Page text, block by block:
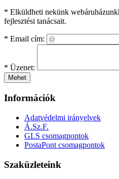
* Elküldheti nekünk
fejlesztési tanácsait.
* Email cím:
* Üzenet:
Mehet
Információk
Adatvédelmi irányelvek
Á.Sz.F.
GLS csomagpontok
PostaPont csomagpontok
Szaküzleteink